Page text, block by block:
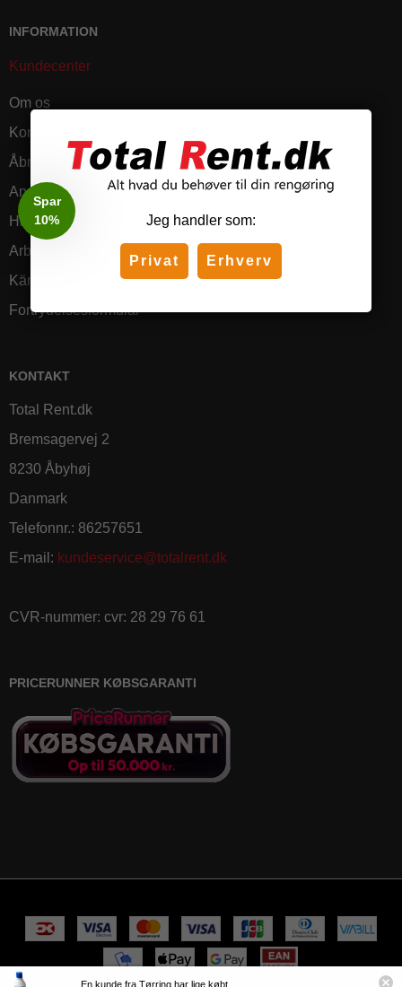
INFORMATION
Kundecenter
Om os
Kontakt
Åbningstider
Anmeldelser
Handelsbetingelser
Arbejdspladsbrugsanvisning (APB)
Kärcher - Overleveringsdokument
Fortrydelsesformular
KONTAKT
Total Rent.dk
Bremsagervej 2
8230 Åbyhøj
Danmark
Telefonnr.: 86257651
E-mail : kundeservice@totalrent.dk
CVR-nummer: cvr: 28 29 76 61
PRICERUNNER KØBSGARANTI
Jeg handler som:
Privat Erhverv
En kunde fra Tørring har lige købt
Spar
10%